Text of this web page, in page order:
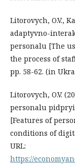
Litorovych, O.V.,
adaptyvno-
personalu [The
the process of
рр. 58-62. (in
Litorovych, O.V.
personalu
[Features of
conditions of
URL:
https://